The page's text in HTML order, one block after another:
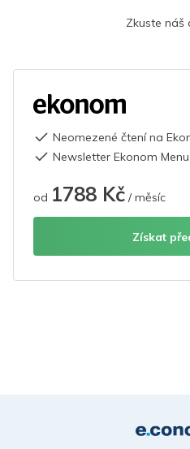
Zkuste náš
Neomezené čtení na
Newsletter Ekonom Menu
od 1788 Kč / měsíc
Získat